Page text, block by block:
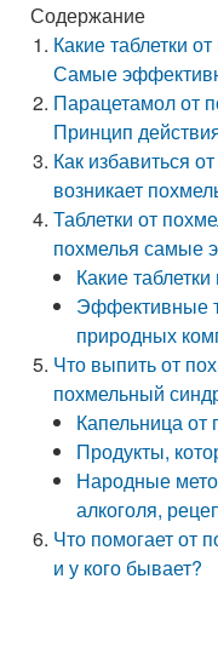
Содержание
Какие таблетки
Самые
Парацетамол от
Принцип
Как избавиться
возникает
Таблетки от
похмелья самые
Какие
Эффективные
природных
Что выпить от
похмельный
Капельница от
Продукты,
Народные
алкоголя,
Что помогает от
и у кого бывает?